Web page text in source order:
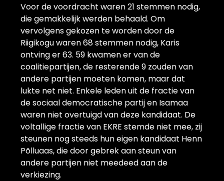
Voor de voordracht waren 21 stemmen nodig,
die gemakkelijk werden behaald. Om
vervolgens gekozen te worden door de
Riigikogu waren 68 stemmen nodig, Karis
ontving er 63. 59 kwamen er van de
coalitiepartijen, de resterende 9 zouden van
andere partijen moeten komen, maar dat
lukte net niet. Enkele leden uit de fractie van
de sociaal democratische partij en Isamaa
waren niet overtuigd van deze kandidaat. De
voltallige fractie van EKRE stemde niet mee, zij
steunen nog steeds hun eigen kandidaat Henn
Põlluaas, die door gebrek aan steun van
andere partijen niet meedeed aan de
verkiezing.